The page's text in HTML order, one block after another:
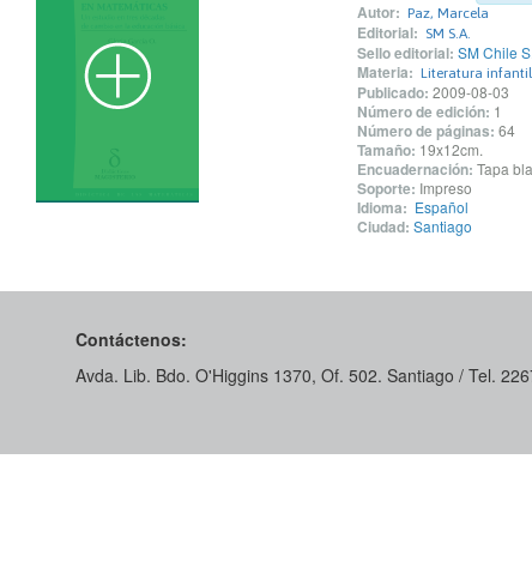
Autor: Paz, Marcela
Editorial: SM S.A.
Sello editorial: SM Chile
Materia: Literatura infantil
Publicado: 2009-08-03
Número de edición: 1
Número de páginas: 64
Tamaño: 19x12cm.
Encuadernación: Tapa
Soporte: Impreso
Idioma: Español
Ciudad: Santiago
Contáctenos:
Avda. Lib. Bdo. O'Higgins 1370, Of. 502. Santiago / Tel.